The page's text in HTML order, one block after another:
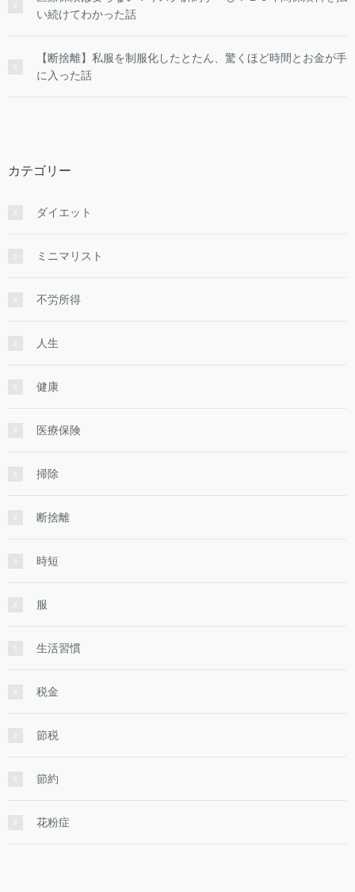
い続けてわかった話
【断捨離】私服を制服化したとたん、驚くほど時間とお金が手
に入った話
カテゴリー
ダイエット
ミニマリスト
不労所得
人生
健康
医療保険
掃除
断捨離
時短
服
生活習慣
税金
節税
節約
花粉症